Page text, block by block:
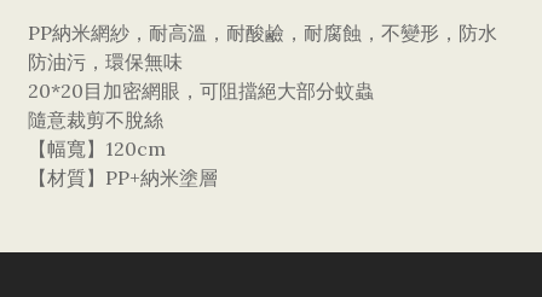
PP納米網紗，耐高溫，耐酸鹼，耐腐蝕，不變形，防水
防油污，環保無味
20*20目加密網眼，可阻擋絕大部分蚊蟲
隨意裁剪不脫絲
【幅寬】120cm
【材質】PP+納米塗層